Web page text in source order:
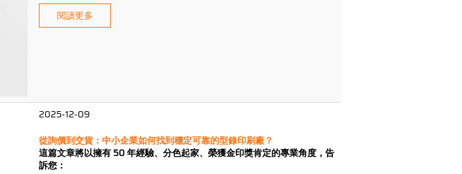
閱讀更多
2025-12-09
從詢價到交貨：中小企業如何找到穩定可靠的型錄印刷廠？
這篇文章將以擁有 50 年經驗、分色起家、榮獲金印獎肯定的專業角度，告
訴您：